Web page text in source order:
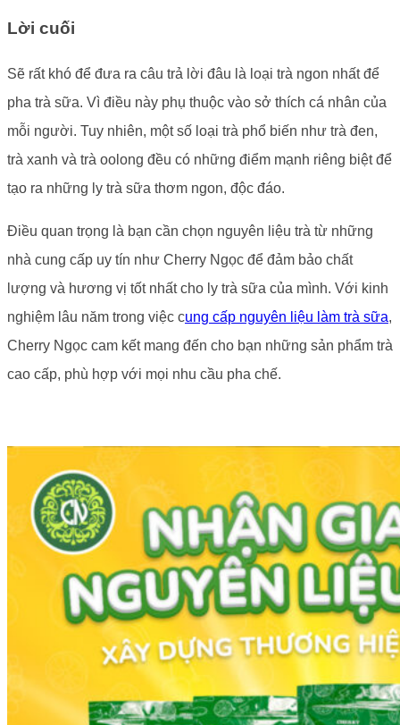
Lời cuối
Sẽ rất khó để đưa ra câu trả lời đâu là loại trà ngon nhất để
pha trà sữa. Vì điều này phụ thuộc vào sở thích cá nhân của
mỗi người. Tuy nhiên, một số loại trà phổ biến như trà đen,
trà xanh và trà oolong đều có những điểm mạnh riêng biệt để
tạo ra những ly trà sữa thơm ngon, độc đáo.
Điều quan trọng là bạn cần chọn nguyên liệu trà từ những
nhà cung cấp uy tín như Cherry Ngọc để đảm bảo chất
lượng và hương vị tốt nhất cho ly trà sữa của mình. Với kinh
nghiệm lâu năm trong việc cung cấp nguyên liệu làm trà sữa,
Cherry Ngọc cam kết mang đến cho bạn những sản phẩm trà
cao cấp, phù hợp với mọi nhu cầu pha chế.